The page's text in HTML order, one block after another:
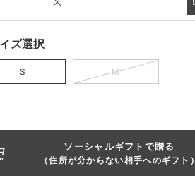
ズ選択
S M
ソーシャルギフトで贈る
（住所が分からない相手へのギフト）